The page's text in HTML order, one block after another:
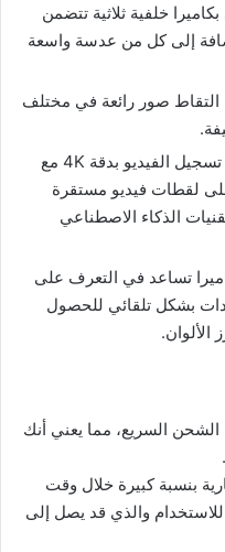
على بكاميرا خلفية ثلاثية تتضمن
إلى كل من عدسة واسعة
التقاط صور رائعة في مختلف
والجدير بالذكر أن الكاميرا تدعم تسجيل الفيديو بدقة 4K مع
لقطات فيديو مستقرة
الذكاء الاصطناعي
تساعد في التعرف على
بشكل تلقائي للحصول
الألوان.
الشحن السريع، مما يعني أنك
بنسبة كبيرة خلال وقت
والذي قد يصل إلى